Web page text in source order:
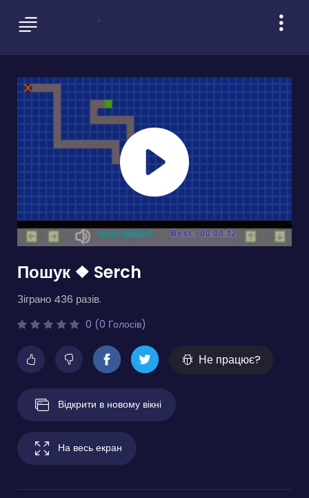
Пошук ❖ Serch
Зіграно 436 разів.
0 (0 Голосів)
Не працює?
Відкрити в новому вікні
На весь екран